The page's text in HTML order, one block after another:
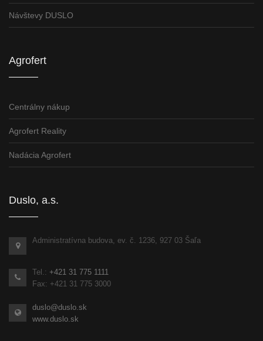
Návštevy DUSLO
Agrofert
Centrálny nákup
Agrofert Reality
Nadácia Agrofert
Duslo, a.s.
Administratívna budova, ev. č. 1236, 927 03 Šaľa
Tel.: +421 31 775 1111
Fax: +421 31 775 3000
duslo@duslo.sk
www.duslo.sk